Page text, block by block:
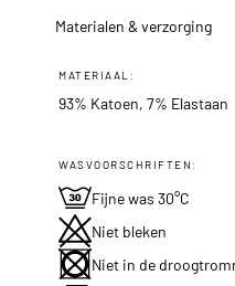
Materialen & verzorging
MATERIAAL:
93% Katoen, 7% Elastaan
WASVOORSCHRIFTEN:
Fijne was 30°C
Niet bleken
Niet in de